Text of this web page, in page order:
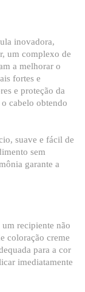
inovadora,
um complexo de
a melhorar o
fortes e
e proteção da
cabelo obtendo
suave e fácil de
sem
garante a
recipiente não
coloração creme
para a cor
imediatamente